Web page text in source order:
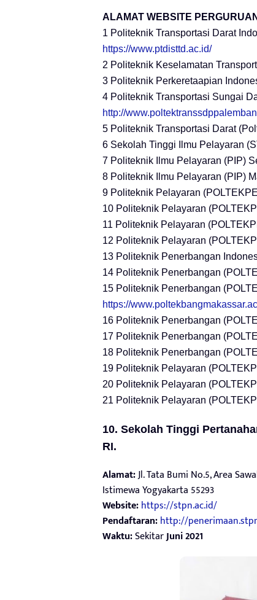
ALAMAT WEBSITE
1 Politeknik Transportasi Darat
https://www.ptdisttd.ac.id/
2 Politeknik Keselamatan
3 Politeknik Perkeretaapian
4 Politeknik Transportasi Sungai
http://
5 Politeknik Transportasi Darat
6 Sekolah Tinggi Ilmu Pelayaran
7 Politeknik Ilmu Pelayaran (PIP)
8 Politeknik Ilmu Pelayaran (PIP)
9 Politeknik Pelayaran
10 Politeknik Pelayaran
11 Politeknik Pelayaran
12 Politeknik Pelayaran
13 Politeknik Penerbangan
14 Politeknik Penerbangan
15 Politeknik Penerbangan
https://
16 Politeknik Penerbangan
17 Politeknik Penerbangan
18 Politeknik Penerbangan
19 Politeknik Pelayaran
20 Politeknik Pelayaran
21 Politeknik Pelayaran
10. Sekolah Tinggi
RI.
Alamat:Jl. Tata Bumi No.5, Area
Istimewa Yogyakarta 55293
Website:https://stpn.ac.id/
Pendaftaran:http://
Waktu:SekitarJuni 2021